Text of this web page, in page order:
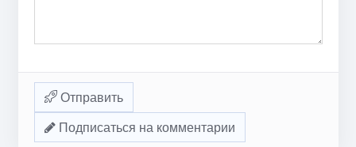
Отправить
Подписаться на комментарии